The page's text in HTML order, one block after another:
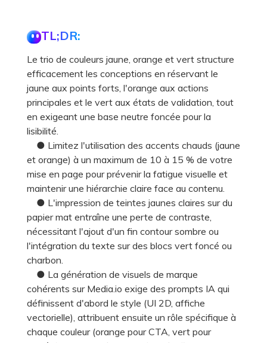
TL;DR:
Le trio de couleurs jaune, orange et vert structure
efficacement les conceptions en réservant le
jaune aux points forts, l'orange aux actions
principales et le vert aux états de validation, tout
en exigeant une base neutre foncée pour la
lisibilité.
● Limitez l'utilisation des accents chauds (jaune
et orange) à un maximum de 10 à 15 % de votre
mise en page pour prévenir la fatigue visuelle et
maintenir une hiérarchie claire face au contenu.
● L'impression de teintes jaunes claires sur du
papier mat entraîne une perte de contraste,
nécessitant l'ajout d'un fin contour sombre ou
l'intégration du texte sur des blocs vert foncé ou
charbon.
● La génération de visuels de marque
cohérents sur Media.io exige des prompts IA qui
définissent d'abord le style (UI 2D, affiche
vectorielle), attribuent ensuite un rôle spécifique à
chaque couleur (orange pour CTA, vert pour